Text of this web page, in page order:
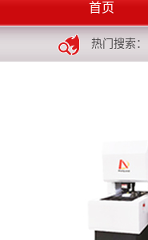
首页
热门搜索：